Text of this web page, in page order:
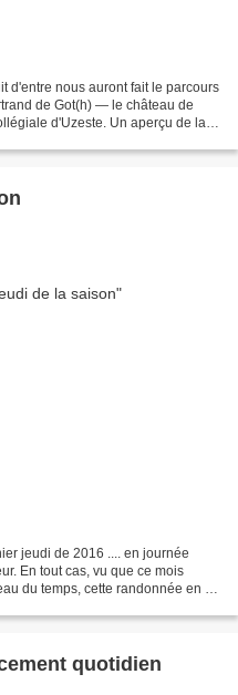
d'entre nous auront fait le parcours
de Got(h) — le château de
d'Uzeste. Un aperçu de la
jeudi de 2016 .... en journée
En tout cas, vu que ce mois
du temps, cette randonnée en a
quotidien